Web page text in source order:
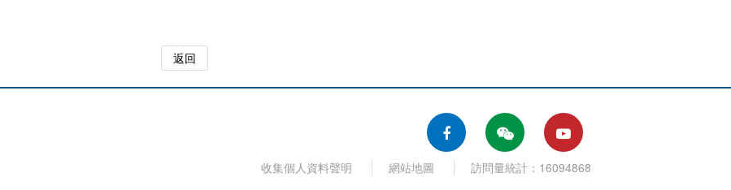
返回
收集個人資料聲明 網站地圖 訪問量統計：16094868